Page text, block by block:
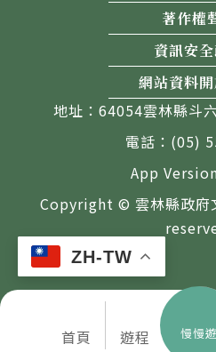
ZH-TW
首頁 遊程 慢慢遊
著作權
資訊安
網站資料
地址：64054雲林縣斗
電話：(05)
App
Copyright © 雲林縣政府